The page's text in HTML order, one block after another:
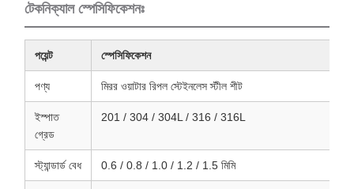
টেকনিক্যাল স্পেসিফিকেশনঃ
পয়েন্ট স্পেসিফিকেশন
পণ্য মিরর ওয়াটার রিপল স্টেইনলেস স্টীল শীট
ইস্পাত
গ্রেড
201 / 304 / 304L / 316 / 316L
স্ট্যান্ডার্ড বেধ 0.6 / 0.8 / 1.0 / 1.2 / 1.5 মিমি